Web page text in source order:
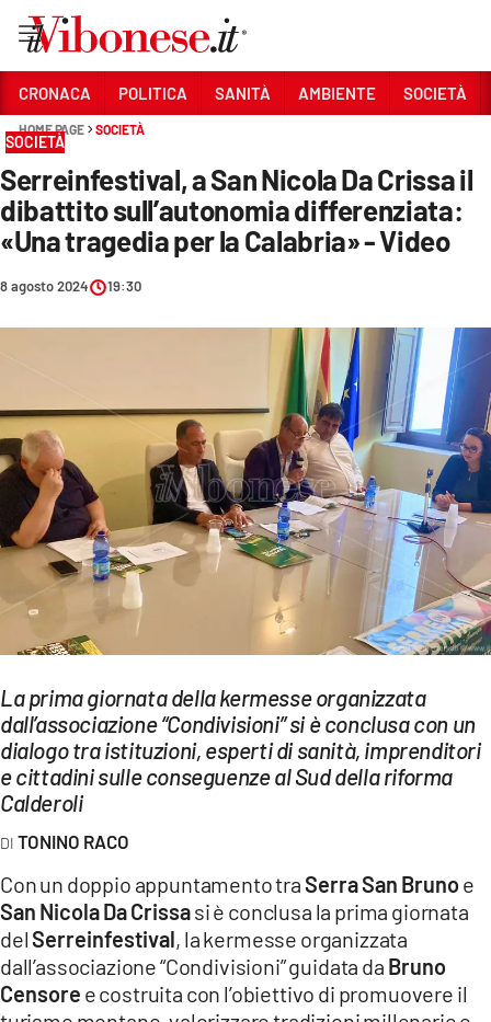
Sezioni
CRONACA
POLITICA
CULTURA
ECONOMIA E LAVORO
EVENTI
SPORT
Streaming
LAC TV
LAC NETWORK
LAC ONAIR
LaC
LACTV.IT
LACONAIR.IT
LACITYMAG.IT
CRONACA POLITICA SANITÀ AMBIENTE SOCIETÀ
HOME PAGE SOCIETÀ
SOCIETÀ
Serreinfestival, a San Nicola Da Crissa il
dibattito sull’autonomia differenziata:
«Una tragedia per la Calabria» - Video
8 agosto 2024 19:30
La prima giornata della kermesse organizzata
dall’associazione “Condivisioni” si è conclusa con un
dialogo tra istituzioni, esperti di sanità, imprenditori
e cittadini sulle conseguenze al Sud della riforma
Calderoli
TONINO RACO
Con un doppio appuntamento traSerra San Brunoe
San Nicola Da Crissasi è conclusa la prima giornata
delSerreinfestival, la kermesse organizzata
dall’associazione “Condivisioni” guidata da Bruno
Censore e costruita con l’obiettivo di promuovere il